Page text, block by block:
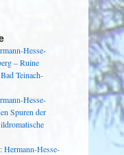
Hesse-
– Ruine
Teinach-
Hesse-
Spuren der
Hermann-Hesse-